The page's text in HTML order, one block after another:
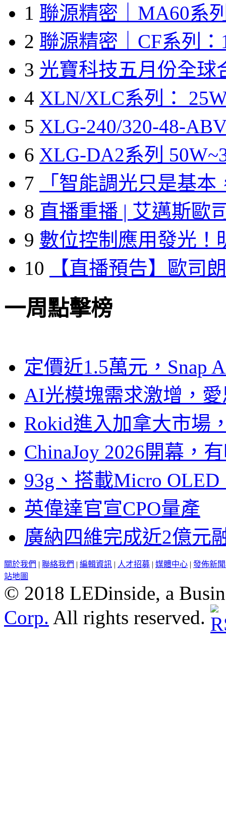
1 聯源精密｜MA60系
2 聯源精密｜CF系列：
3 光寶科技五月份全球
4 XLN/XLC系列：
5 XLG-240/320-48-
6 XLG-DA2系列
7
「智能調光只是基本
8 直播重播 | 艾邁斯歐
9 數位控制應用發光！
10
【直播預告】歐司
一周點擊榜
定價近1.5萬元，Snap
AI光模塊需求激增，
Rokid進入加拿大市場
ChinaJoy 2026開幕，
93g、搭載Micro
英偉達官宣CPO量產
廣納四維完成近2億元
關於我們 | 聯絡我們 | 編輯資訊 | 人才招募 | 媒體中心 | 發佈新
站地圖
© 2018 LEDinside, a
Corp. All rights reserved.